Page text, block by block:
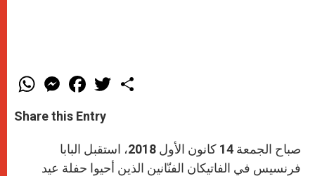
W
h
t
s
M
e
s
e
g
e
r
F
a
e
b
o
k
w
r
Share this Entry
صباح الجمعة 14 كانون الأول 2018، استقبل البابا
فرنسيس في الفاتيكان الفنّانين الذين أحيوا حفلة عيد